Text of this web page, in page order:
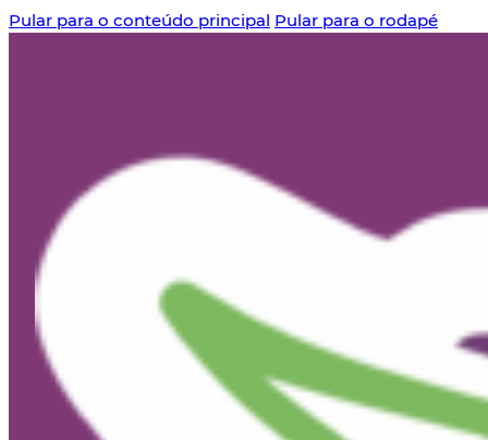
Pular para o conteúdo principal Pular para o rodapé